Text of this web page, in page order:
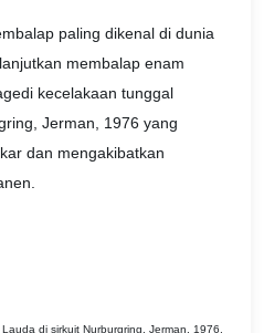
paling dikenal di dunia
membalap enam
kecelakaan tunggal
Jerman, 1976 yang
dan mengakibatkan
di sirkuit Nurburgring, Jerman, 1976.